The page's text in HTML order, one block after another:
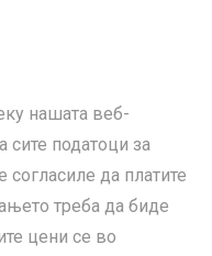
нашата веб-
сите податоци за
согласиле да платите
треба да биде
цени се во